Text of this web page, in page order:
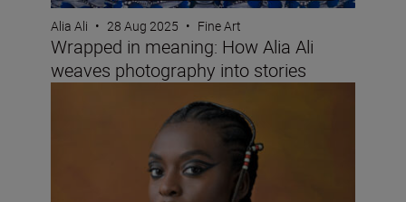
Alia Ali • 28 Aug 2025 • Fine Art
Wrapped in meaning: How Alia Ali
weaves photography into stories